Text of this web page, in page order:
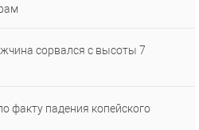
сорвался с высоты 7
факту падения копейского